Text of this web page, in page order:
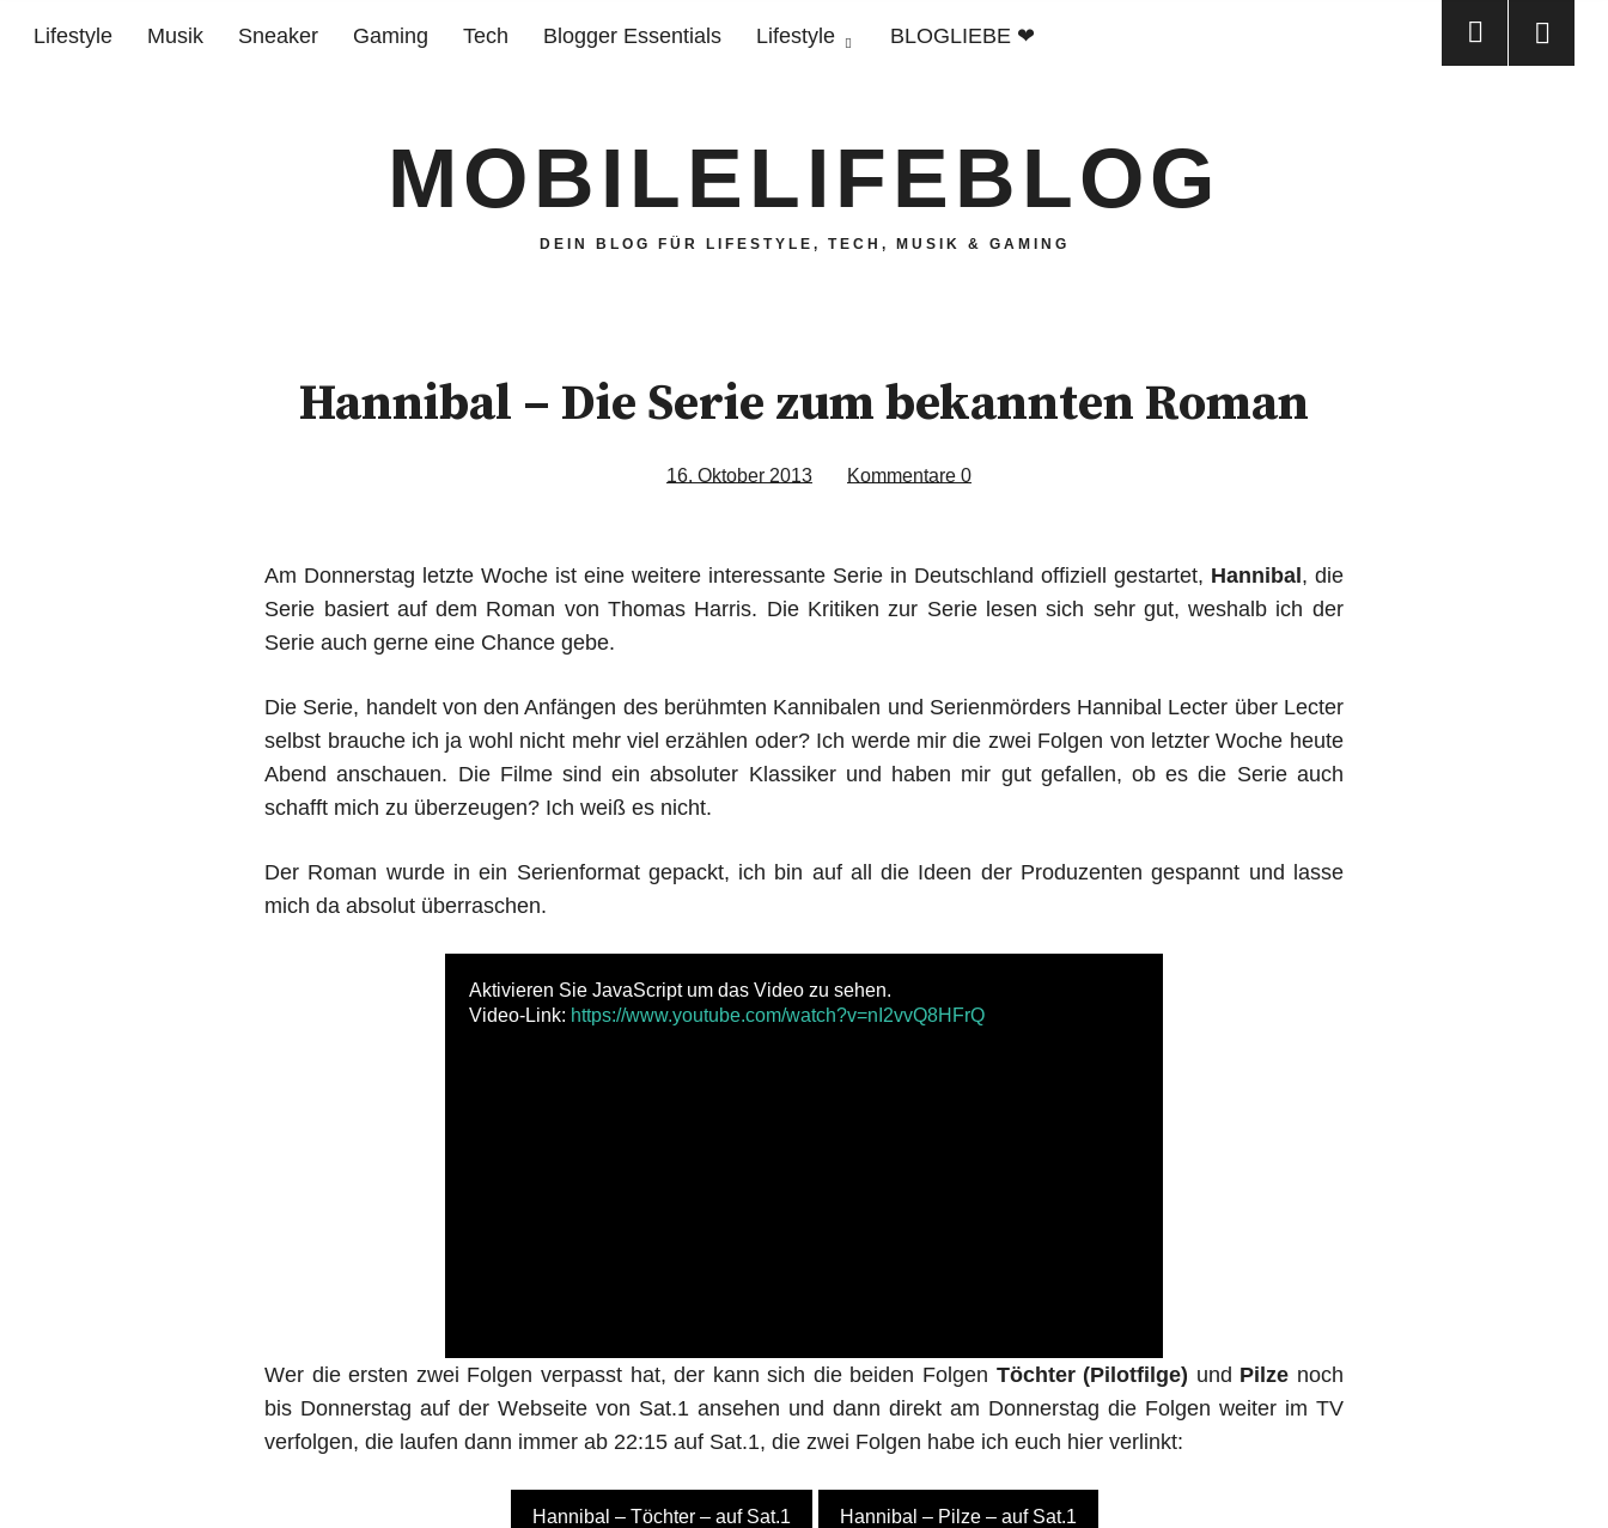
Lifestyle Musik Sneaker Gaming Tech Blogger Essentials Lifestyle BLOGLIEBE ❤
MOBILELIFEBLOG
DEIN BLOG FÜR LIFESTYLE, TECH, MUSIK & GAMING
Hannibal – Die Serie zum bekannten Roman
16. Oktober 2013 Kommentare 0
Am Donnerstag letzte Woche ist eine weitere interessante Serie in Deutschland offiziell gestartet, Hannibal , die
Serie basiert auf dem Roman von Thomas Harris. Die Kritiken zur Serie lesen sich sehr gut, weshalb ich der
Serie auch gerne eine Chance gebe.
Die Serie, handelt von den Anfängen des berühmten Kannibalen und Serienmörders Hannibal Lecter über Lecter
selbst brauche ich ja wohl nicht mehr viel erzählen oder? Ich werde mir die zwei Folgen von letzter Woche heute
Abend anschauen. Die Filme sind ein absoluter Klassiker und haben mir gut gefallen, ob es die Serie auch
schafft mich zu überzeugen? Ich weiß es nicht.
Der Roman wurde in ein Serienformat gepackt, ich bin auf all die Ideen der Produzenten gespannt und lasse
mich da absolut überraschen.
Aktivieren Sie JavaScript um das Video zu sehen.
Video-Link: https://www.youtube.com/watch?v=nI2vvQ8HFrQ
Wer die ersten zwei Folgen verpasst hat, der kann sich die beiden Folgen Töchter (Pilotfilge) und Pilze noch
bis Donnerstag auf der Webseite von Sat.1 ansehen und dann direkt am Donnerstag die Folgen weiter im TV
verfolgen, die laufen dann immer ab 22:15 auf Sat.1, die zwei Folgen habe ich euch hier verlinkt:
Hannibal – Töchter – auf Sat.1 Hannibal – Pilze – auf Sat.1